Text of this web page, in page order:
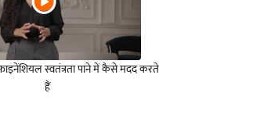
स्वतंत्रता पाने में कैसे मदद करते
हैं